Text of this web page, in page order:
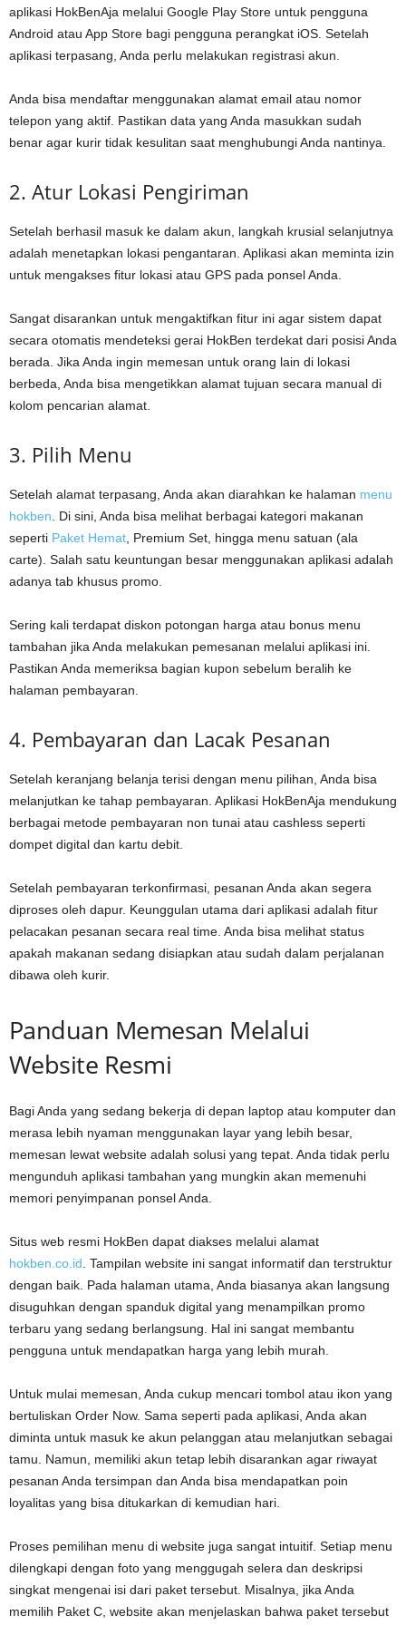
aplikasi HokBenAja melalui Google Play Store untuk pengguna
Android atau App Store bagi pengguna perangkat iOS. Setelah
aplikasi terpasang, Anda perlu melakukan registrasi akun.
Anda bisa mendaftar menggunakan alamat email atau nomor
telepon yang aktif. Pastikan data yang Anda masukkan sudah
benar agar kurir tidak kesulitan saat menghubungi Anda nantinya.
2. Atur Lokasi Pengiriman
Setelah berhasil masuk ke dalam akun, langkah krusial selanjutnya
adalah menetapkan lokasi pengantaran. Aplikasi akan meminta izin
untuk mengakses fitur lokasi atau GPS pada ponsel Anda.
Sangat disarankan untuk mengaktifkan fitur ini agar sistem dapat
secara otomatis mendeteksi gerai HokBen terdekat dari posisi Anda
berada. Jika Anda ingin memesan untuk orang lain di lokasi
berbeda, Anda bisa mengetikkan alamat tujuan secara manual di
kolom pencarian alamat.
3. Pilih Menu
Setelah alamat terpasang, Anda akan diarahkan ke halaman menu
hokben. Di sini, Anda bisa melihat berbagai kategori makanan
seperti Paket Hemat, Premium Set, hingga menu satuan (ala
carte). Salah satu keuntungan besar menggunakan aplikasi adalah
adanya tab khusus promo.
Sering kali terdapat diskon potongan harga atau bonus menu
tambahan jika Anda melakukan pemesanan melalui aplikasi ini.
Pastikan Anda memeriksa bagian kupon sebelum beralih ke
halaman pembayaran.
4. Pembayaran dan Lacak Pesanan
Setelah keranjang belanja terisi dengan menu pilihan, Anda bisa
melanjutkan ke tahap pembayaran. Aplikasi HokBenAja mendukung
berbagai metode pembayaran non tunai atau cashless seperti
dompet digital dan kartu debit.
Setelah pembayaran terkonfirmasi, pesanan Anda akan segera
diproses oleh dapur. Keunggulan utama dari aplikasi adalah fitur
pelacakan pesanan secara real time. Anda bisa melihat status
apakah makanan sedang disiapkan atau sudah dalam perjalanan
dibawa oleh kurir.
Panduan Memesan Melalui
Website Resmi
Bagi Anda yang sedang bekerja di depan laptop atau komputer dan
merasa lebih nyaman menggunakan layar yang lebih besar,
memesan lewat website adalah solusi yang tepat. Anda tidak perlu
mengunduh aplikasi tambahan yang mungkin akan memenuhi
memori penyimpanan ponsel Anda.
Situs web resmi HokBen dapat diakses melalui alamat
hokben.co.id. Tampilan website ini sangat informatif dan terstruktur
dengan baik. Pada halaman utama, Anda biasanya akan langsung
disuguhkan dengan spanduk digital yang menampilkan promo
terbaru yang sedang berlangsung. Hal ini sangat membantu
pengguna untuk mendapatkan harga yang lebih murah.
Untuk mulai memesan, Anda cukup mencari tombol atau ikon yang
bertuliskan Order Now. Sama seperti pada aplikasi, Anda akan
diminta untuk masuk ke akun pelanggan atau melanjutkan sebagai
tamu. Namun, memiliki akun tetap lebih disarankan agar riwayat
pesanan Anda tersimpan dan Anda bisa mendapatkan poin
loyalitas yang bisa ditukarkan di kemudian hari.
Proses pemilihan menu di website juga sangat intuitif. Setiap menu
dilengkapi dengan foto yang menggugah selera dan deskripsi
singkat mengenai isi dari paket tersebut. Misalnya, jika Anda
memilih Paket C, website akan menjelaskan bahwa paket tersebut